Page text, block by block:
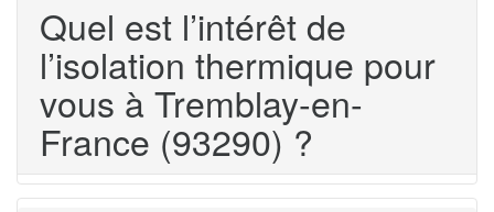
Quel est l’intérêt de
l’isolation thermique pour
vous à Tremblay-en-
France (93290) ?